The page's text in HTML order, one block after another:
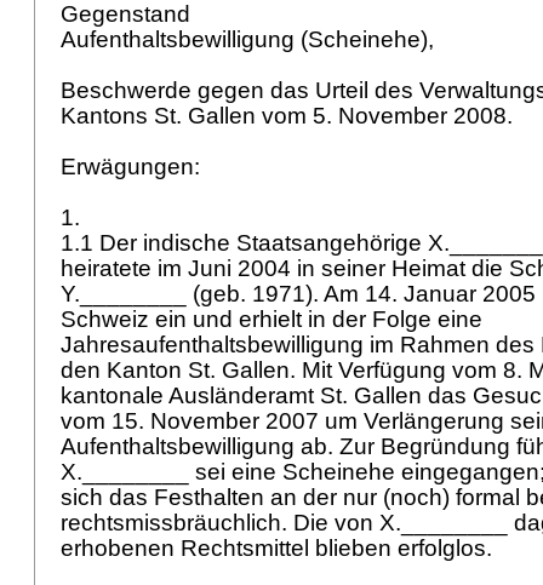
Gegenstand
Aufenthaltsbewilligung (Scheinehe),
Beschwerde gegen das Urteil des
Kantons St. Gallen vom 5. November 2008.
Erwägungen:
1.
1.1 Der indische Staatsangehörige
heiratete im Juni 2004 in seiner Heimat die
Y.________ (geb. 1971). Am 14. Januar 2005
Schweiz ein und erhielt in der Folge eine
Jahresaufenthaltsbewilligung im Rahmen
den Kanton St. Gallen. Mit Verfügung vom 8.
kantonale Ausländeramt St. Gallen das
vom 15. November 2007 um Verlängerung
Aufenthaltsbewilligung ab. Zur Begründung
X.________ sei eine Scheinehe
sich das Festhalten an der nur (noch) formal
rechtsmissbräuchlich. Die von X.________
erhobenen Rechtsmittel blieben erfolglos.